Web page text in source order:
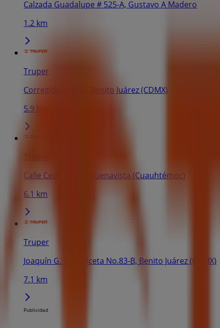
Calzada Guadalupe # 525-A, Gustavo A Madero
1.2 km
Truper
Corregidora # 22, Benito Juárez (CDMX)
5.9 km
Calle Cedro #280, Buenavista (Cuauhtémoc)
6.1 km
Truper
Joaquín G. Icazbalceta No.83-B, Benito Juárez (CDMX)
7.1 km
Publicidad